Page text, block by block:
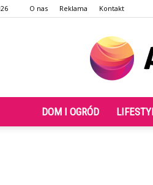
O nas Reklama Kontakt
DOM I OGRÓD